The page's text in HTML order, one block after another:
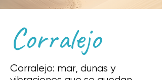
Corralejo
Corralejo: mar, dunas y